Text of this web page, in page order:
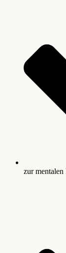
zur mentalen